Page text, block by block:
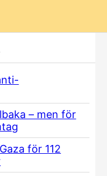
– men för
för 112